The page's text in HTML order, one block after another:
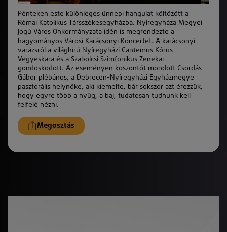
Pénteken este különleges ünnepi hangulat költözött a
Római Katolikus Társszékesegyházba. Nyíregyháza Megyei
Jogú Város Önkormányzata idén is megrendezte a
hagyományos Városi Karácsonyi Koncertet. A karácsonyi
varázsról a világhírű Nyíregyházi Cantemus Kórus
Vegyeskara és a Szabolcsi Szimfonikus Zenekar
gondoskodott. Az eseményen köszöntőt mondott Csordás
Gábor plébános, a Debrecen-Nyíregyházi Egyházmegye
pasztorális helynöke, aki kiemelte, bár sokszor azt érezzük,
hogy egyre több a nyűg, a baj, tudatosan tudnunk kell
felfelé nézni.
Megosztás